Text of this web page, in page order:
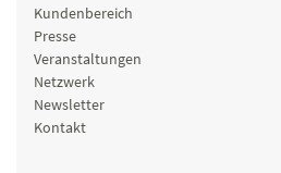
Kundenbereich
Presse
Veranstaltungen
Netzwerk
Newsletter
Kontakt